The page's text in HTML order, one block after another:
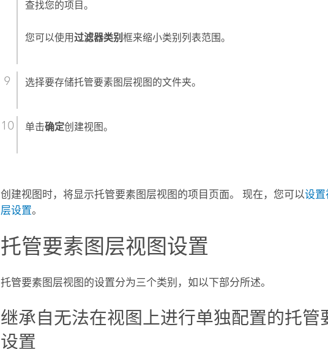
查找您的项目。
您可以使用过滤器类别框来缩小类别列表范围。
选择要存储托管要素图层视图的文件夹。
单击确定创建视图。
创建视图时，将显示托管要素图层视图的项目页面。 现在，您可以设置
层设置。
托管要素图层视图设置
托管要素图层视图的设置分为三个类别，如以下部分所述。
继承自无法在视图上进行单独配置的托管
设置